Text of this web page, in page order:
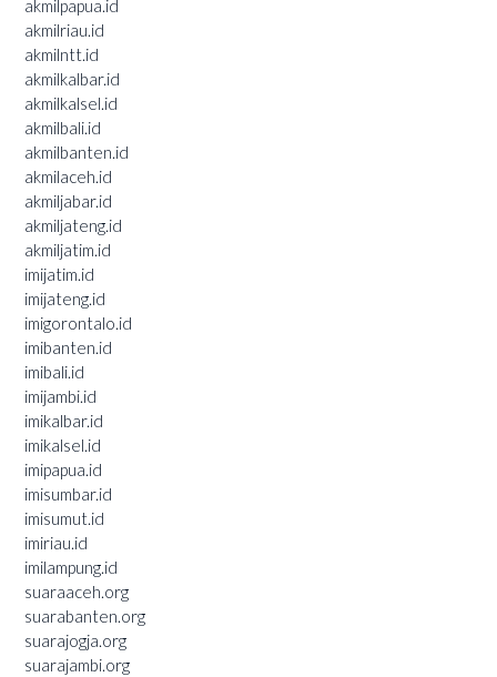
akmilpapua.id
akmilriau.id
akmilntt.id
akmilkalbar.id
akmilkalsel.id
akmilbali.id
akmilbanten.id
akmilaceh.id
akmiljabar.id
akmiljateng.id
akmiljatim.id
imijatim.id
imijateng.id
imigorontalo.id
imibanten.id
imibali.id
imijambi.id
imikalbar.id
imikalsel.id
imipapua.id
imisumbar.id
imisumut.id
imiriau.id
imilampung.id
suaraaceh.org
suarabanten.org
suarajogja.org
suarajambi.org